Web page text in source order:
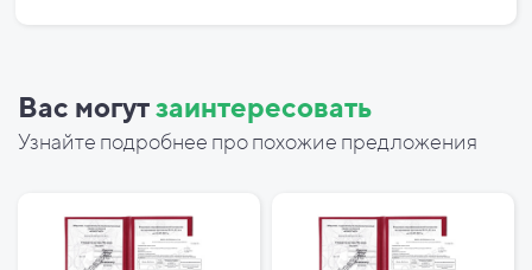
Вас могутзаинтересовать
Узнайте подробнее про похожие предложения